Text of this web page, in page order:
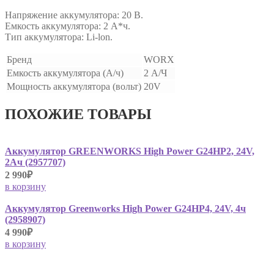
Напряжение аккумулятора: 20 В.
Емкость аккумулятора: 2 А*ч.
Тип аккумулятора: Li-lon.
Бренд
WORX
Емкость аккумулятора (А/ч)
2 А/Ч
Мощность аккумулятора (вольт) 20V
ПОХОЖИЕ ТОВАРЫ
Аккумулятор GREENWORKS High Power G24HP2, 24V,
2Ач (2957707)
2 990₽
в корзину
Аккумулятор Greenworks High Power G24HP4, 24V, 4ч
(2958907)
4 990₽
в корзину